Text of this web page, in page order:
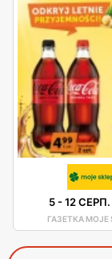
5-12
ГАЗЕТКА MOJE